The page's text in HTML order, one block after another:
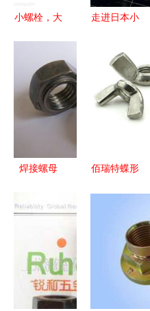
小螺栓，大
世界里的螺
丝螺母传奇
走进日本小
业，你就明
白为什么日
本技术领先
全球了！
焊接螺母
尺寸对照标
佰瑞特蝶形